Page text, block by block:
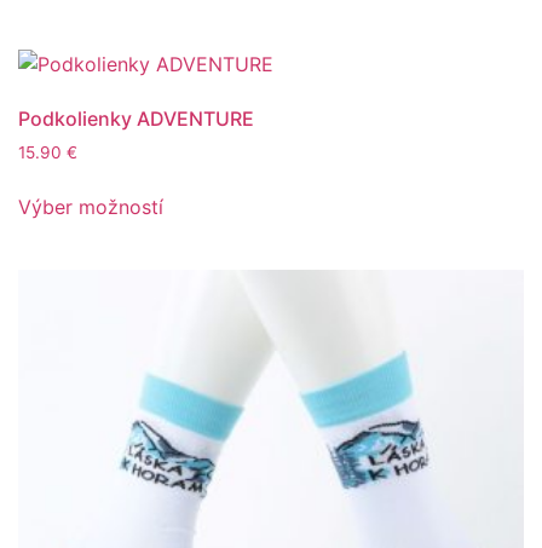
Podkolienky ADVENTURE
15.90 €
Výber možností